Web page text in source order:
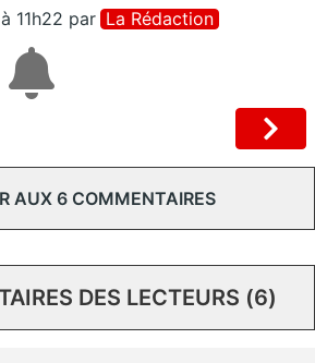
11h22 par La Rédaction
AUX 6 COMMENTAIRES
DES LECTEURS (6)